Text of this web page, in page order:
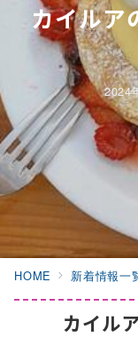
カイルア
2024
HOME 新着情報一
カイル